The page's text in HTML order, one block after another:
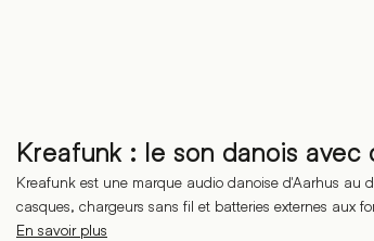
Kreafunk : le son danois avec
Kreafunk est une marque audio danoise d'Aarhus au
casques, chargeurs sans fil et batteries externes aux
En savoir plus